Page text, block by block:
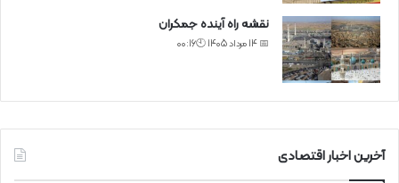
نقشه راه آینده جمکران
📅 14 مرداد 1405 🕙00:16
آخرین اخبار اقتصادی